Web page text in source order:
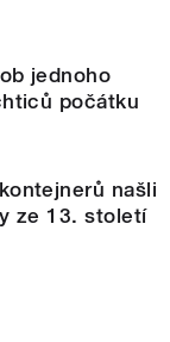
jednoho
počátku
našli
ze 13. století